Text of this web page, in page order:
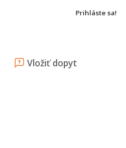
Prihláste sa!
Vložiť dopyt